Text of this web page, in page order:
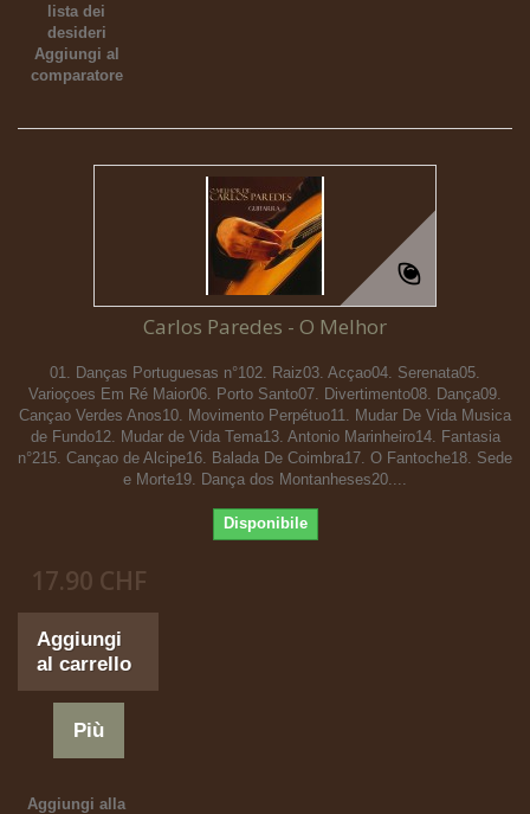
lista dei
desideri
Aggiungi al
comparatore
Carlos Paredes - O Melhor
01. Danças Portuguesas n°102. Raiz03. Acçao04. Serenata05.
Varioçoes Em Ré Maior06. Porto Santo07. Divertimento08. Dança09.
Cançao Verdes Anos10. Movimento Perpétuo11. Mudar De Vida Musica
de Fundo12. Mudar de Vida Tema13. Antonio Marinheiro14. Fantasia
n°215. Cançao de Alcipe16. Balada De Coimbra17. O Fantoche18. Sede
e Morte19. Dança dos Montanheses20....
Disponibile
17.90 CHF
Aggiungi
al carrello
Più
Aggiungi alla